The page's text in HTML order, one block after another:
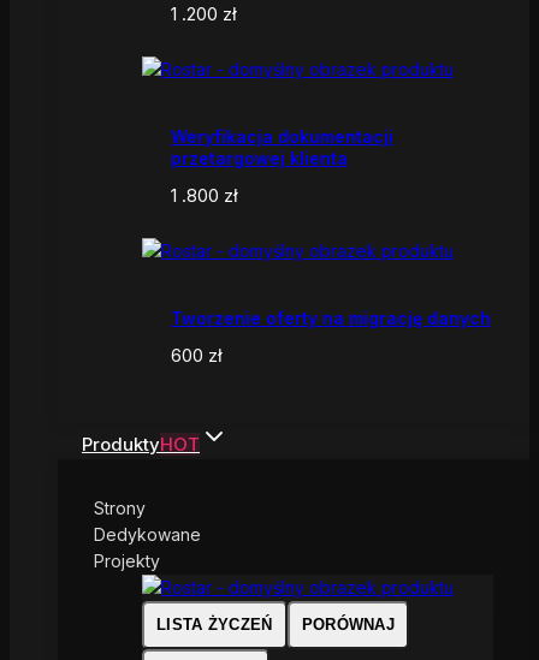
1 .200 zł
Weryfikacja dokumentacji
przetargowej klienta
1 .800 zł
Tworzenie oferty na migrację danych
600 zł
ProduktyHOT
Strony
Dedykowane
Projekty
LISTA ŻYCZEŃ PORÓWNAJ